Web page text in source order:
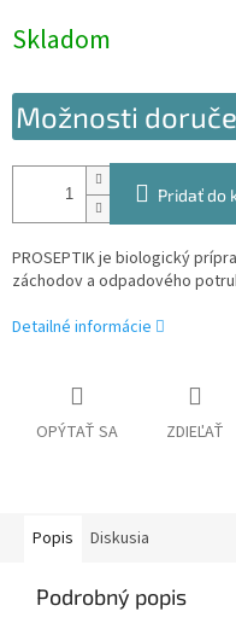
cena:
Skladom
Možnosti
Pridať do
PROSEPTIK je biologický
záchodov a odpadového
Detailné informácie
OPÝTAŤ SA ZDIEĽAŤ
Popis Diskusia
Podrobný popis